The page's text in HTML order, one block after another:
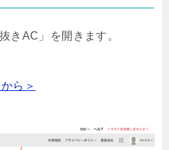
きAC」を開きます。
ら＞